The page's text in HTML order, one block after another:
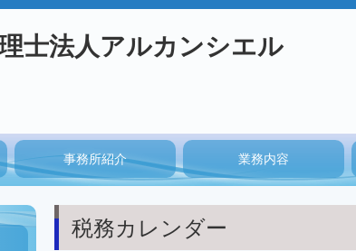
事務所紹介 業務内容
税務カレンダー